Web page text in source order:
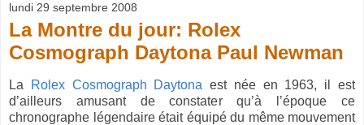
lundi 29 septembre 2008
La Montre du jour: Rolex
Cosmograph Daytona Paul Newman
La Rolex Cosmograph Daytona est née en 1963, il est
d’ailleurs amusant de constater qu’à l’époque ce
chronographe légendaire était équipé du même mouvement